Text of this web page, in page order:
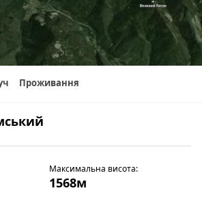
Проживання
Максимальна висота:
1568м